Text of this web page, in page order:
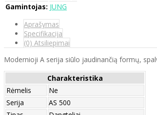
Gamintojas: JUNG
Aprašymas
Specifikacija
(0) Atsiliepimai
Modernioji A serija siūlo jaudinančią formų,
Charakteristika
Rėmelis
Ne
Serija
AS 500